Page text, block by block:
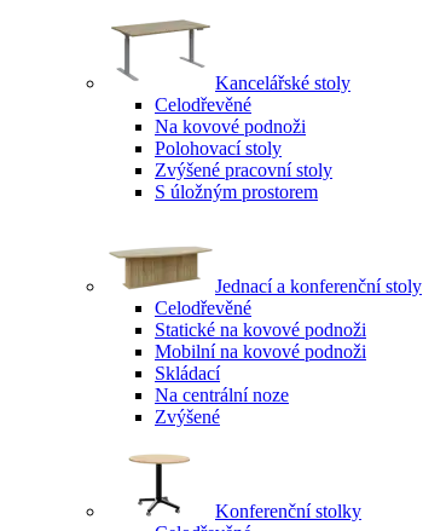
Kancelářské stoly
Celodřevěné
Na kovové podnoži
Polohovací stoly
Zvýšené pracovní stoly
S úložným prostorem
Jednací a konferenční stoly
Celodřevěné
Statické na kovové podnoži
Mobilní na kovové podnoži
Skládací
Na centrální noze
Zvýšené
Konferenční stolky